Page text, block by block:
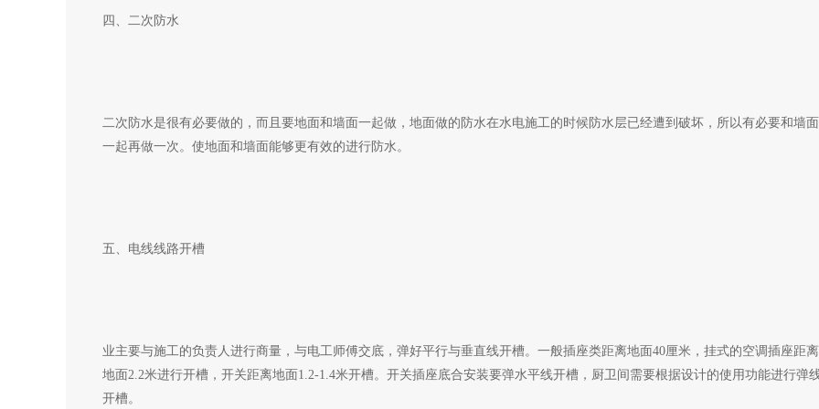
四、二次防水
二次防水是很有必要做的，而且要地面和墙面一起做，地面做的防水在水电施工的时候防水层已经遭到破坏，所以有必要和墙面
一起再做一次。使地面和墙面能够更有效的进行防水。
五、电线线路开槽
业主要与施工的负责人进行商量，与电工师傅交底，弹好平行与垂直线开槽。一般插座类距离地面40厘米，挂式的空调插座距离
地面2.2米进行开槽，开关距离地面1.2-1.4米开槽。开关插座底合安装要弹水平线开槽，厨卫间需要根据设计的使用功能进行弹
开槽。